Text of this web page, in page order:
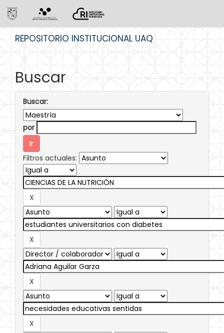
REPOSITORIO INSTITUCIONAL UAQ
Buscar
Buscar:
por
Filtros actuales: